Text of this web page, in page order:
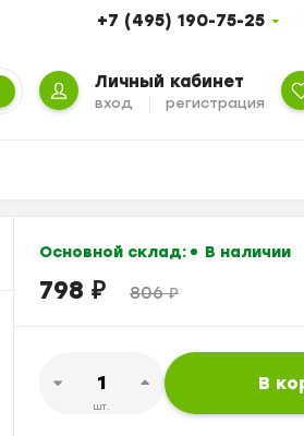
+7 (495) 190-75-25
Личный кабинет
вход регистрация
Основной склад: В наличии
798 ₽ 806₽
шт.
В